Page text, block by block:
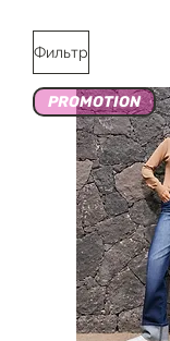
Фильтр
PROMOTION